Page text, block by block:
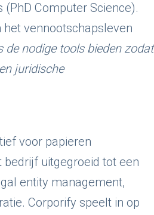
Computer Science).
vennootschapsleven
de nodige tools bieden zodat
juridische
voor papieren
uitgegroeid tot een
entity management,
Corporify speelt in op